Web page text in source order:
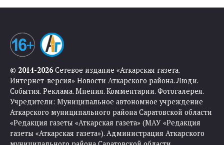
© 2014-2026Сетевое издание «Аткарская газета.
Интернет-версия» Новости Аткарского района. Люди.
События. Реклама. Мнения. Комментарии. Фотогалерея.
Учредители: Муниципальное автономное учреждение
Аткарского муниципального района Саратовской области
«Редакция газеты «Аткарская газета» (МАУ «Редакция
газеты «Аткарская газета»). Администрация Аткарского